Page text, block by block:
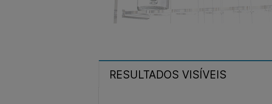
RESULTADOS VISÍVEIS